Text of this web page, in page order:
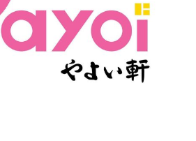
Yayoi